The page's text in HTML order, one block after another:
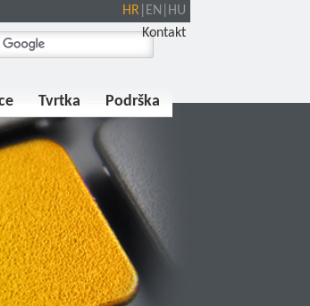
HR| EN
HU
Kontakt
Tvrtka Podrška